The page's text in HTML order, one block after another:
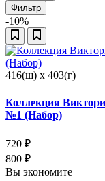
Фильтр
-10%
416(ш) x 403(г)
Коллекция
№1 (Набор)
720 ₽
800 ₽
Вы экономите